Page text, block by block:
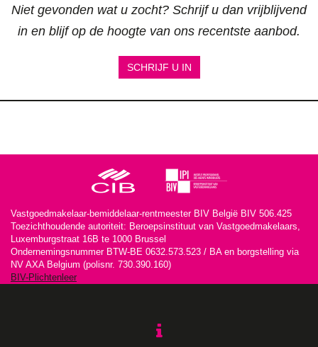
Niet gevonden wat u zocht? Schrijf u dan vrijblijvend
in en blijf op de hoogte van ons recentste aanbod.
SCHRIJF U IN
Vastgoedmakelaar-bemiddelaar-rentmeester BIV België BIV 506.425
Toezichthoudende autoriteit: Beroepsinstituut van Vastgoedmakelaars,
Luxemburgstraat 16B te 1000 Brussel
Ondernemingsnummer BTW-BE 0632.573.523 / BA en borgstelling via
NV AXA Belgium (polisnr. 730.390.160)
BIV-Plichtenleer